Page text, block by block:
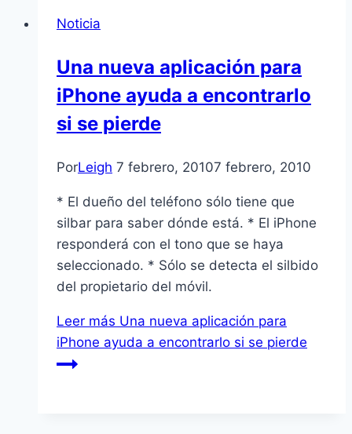
Noticia
Una nueva aplicación para
iPhone ayuda a encontrarlo
si se pierde
PorLeigh 7 febrero, 20107 febrero, 2010
* El dueño del teléfono sólo tiene que
silbar para saber dónde está. * El iPhone
responderá con el tono que se haya
seleccionado. * Sólo se detecta el silbido
del propietario del móvil.
Leer más Una nueva aplicación para
iPhone ayuda a encontrarlo si se pierde